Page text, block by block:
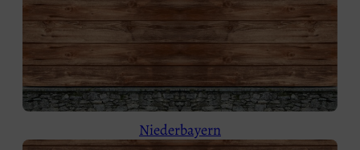
Niederbayern